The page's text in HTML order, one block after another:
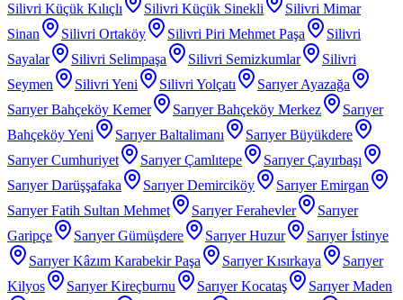
Silivri Küçük Kılıçlı
Silivri Küçük Sinekli
Silivri Mimar
Sinan
Silivri Ortaköy Silivri Piri Mehmet Paşa
Silivri
Sayalar
Silivri Selimpaşa Silivri Semizkumlar
Silivri
Seymen
Silivri Yeni Silivri Yolçatı
Sarıyer Ayazağa
Sarıyer Bahçeköy Kemer
Sarıyer Bahçeköy Merkez
Sarıyer
Bahçeköy Yeni
Sarıyer Baltalimanı
Sarıyer Büyükdere
Sarıyer Cumhuriyet
Sarıyer Çamlıtepe
Sarıyer Çayırbaşı
Sarıyer Darüşşafaka
Sarıyer Demirciköy
Sarıyer Emirgan
Sarıyer Fatih Sultan Mehmet
Sarıyer Ferahevler
Sarıyer
Garipçe
Sarıyer Gümüşdere Sarıyer Huzur
Sarıyer İstinye
Sarıyer Kâzım Karabekir Paşa
Sarıyer Kısırkaya
Sarıyer
Kilyos
Sarıyer Kireçburnu Sarıyer Kocataş
Sarıyer Maden